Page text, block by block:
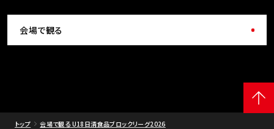
会場で観る
トップ 会場で観る U18日清食品ブロックリーグ2026